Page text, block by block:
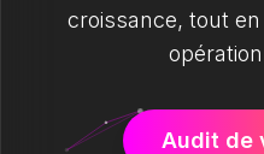
croissance, tout
Audit de